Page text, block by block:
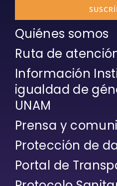
Quiénes somos
Ruta de
Información
igualdad de
UNAM
Prensa y
Protección de
Portal de